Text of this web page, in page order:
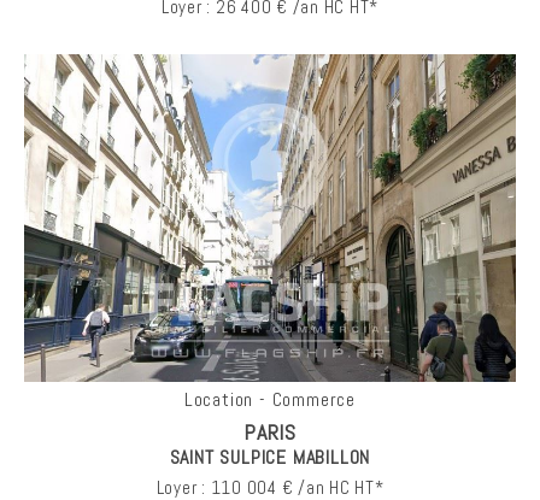
Loyer : 26 400 € /an HC HT*
Location - Commerce
PARIS
SAINT SULPICE MABILLON
Loyer : 110 004 € /an HC HT*